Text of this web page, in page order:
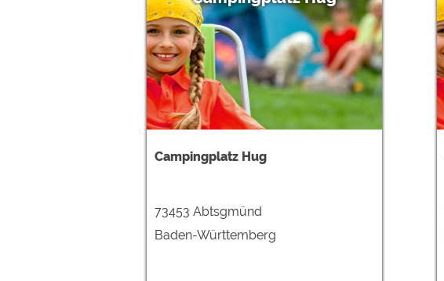
Campingplatz Hug
73453 Abtsgmünd
Baden-Württemberg